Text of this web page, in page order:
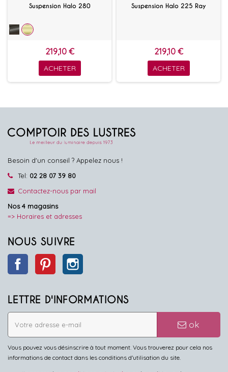
Suspension Halo 280
219,10 €
ACHETER
Suspension Halo 225 Ray
219,10 €
ACHETER
Besoin d'un conseil ? Appelez nous !
Tel: 02 28 07 39 80
Contactez-nous par mail
Nos 4 magasins
=> Horaires et adresses
NOUS SUIVRE
Facebook Pinterest
LETTRE D'INFORMATIONS
ok
Vous pouvez vous désinscrire à tout moment. Vous trouverez pour cela nos
informations de contact dans les conditions d'utilisation du site.